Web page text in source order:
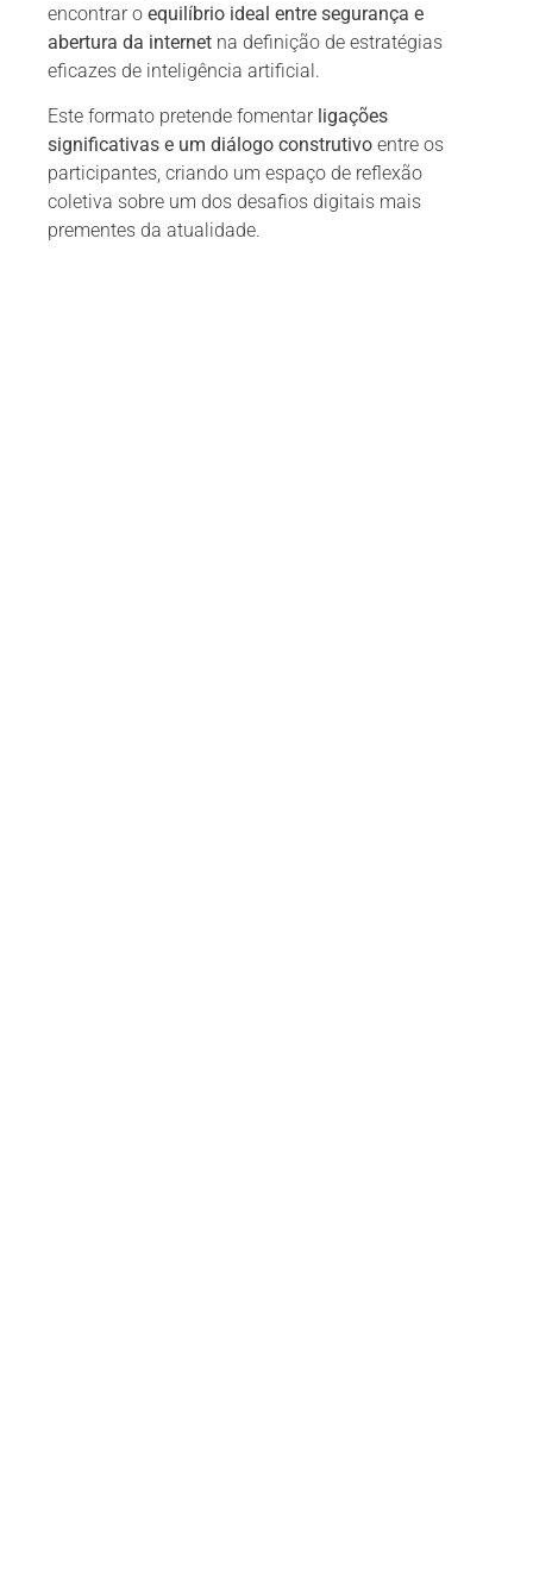
encontrar o equilíbrio ideal entre segurança e
abertura da internet na definição de estratégias
eficazes de inteligência artificial.
Este formato pretende fomentar ligações
significativas e um diálogo construtivo entre os
participantes, criando um espaço de reflexão
coletiva sobre um dos desafios digitais mais
prementes da atualidade.